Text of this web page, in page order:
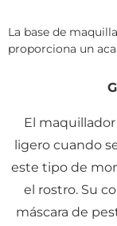
La base de
proporciona un
El
ligero cuando
este tipo de
el rostro. Su
máscara de